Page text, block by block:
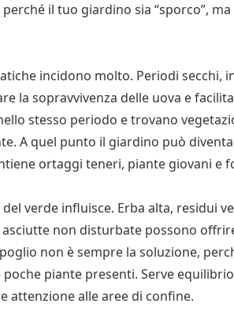
il tuo giardino sia “sporco”,
incidono molto. Periodi secchi,
la sopravvivenza delle uova e
stesso periodo e trovano
A quel punto il giardino può
ortaggi teneri, piante giovani e
verde influisce. Erba alta, residui
non disturbate possono
non è sempre la soluzione,
piante presenti. Serve
attenzione alle aree di confine.